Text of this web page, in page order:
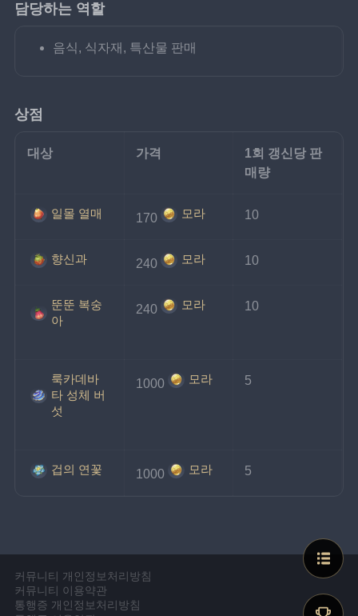
담당하는 역할
음식, 식자재, 특산물 판매
상점
대상 가격
1회 갱신당 판
매량
일몰 열매 170 모라 10
향신과 240 모라 10
뚠뚠 복숭
아
240 모라 10
룩카데바
타 성체 버
섯
1000 모라 5
겁의 연꽃 1000 모라 5
커뮤니티 개인정보처리방침
커뮤니티 이용약관
통행증 개인정보처리방침